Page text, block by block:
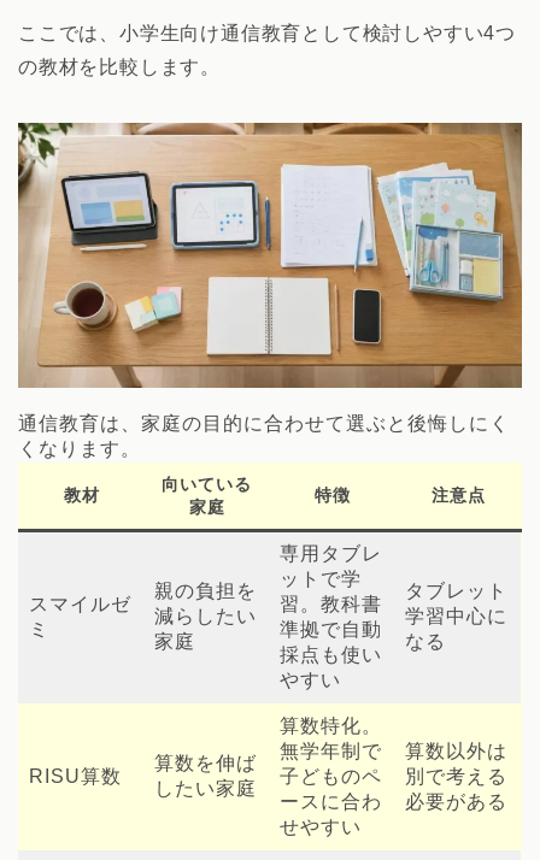
ここでは、小学生向け通信教育として検討しやすい4つ
の教材を比較します。
通信教育は、家庭の目的に合わせて選ぶと後悔しにく
くなります。
教材
向いている
家庭
特徴 注意点
スマイルゼ
ミ
親の負担を
減らしたい
家庭
専用タブレ
ットで学
習。教科書
準拠で自動
採点も使い
やすい
タブレット
学習中心に
なる
RISU算数
算数を伸ば
したい家庭
算数特化。
無学年制で
子どものペ
ースに合わ
せやすい
算数以外は
別で考える
必要がある